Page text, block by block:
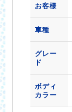
お客様
車種
グレー
ド
ボディ
カラー